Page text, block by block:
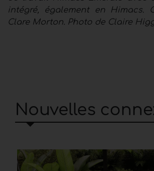
intégré, également en Himacs.
Clare Morton. Photo de Claire
Nouvelles